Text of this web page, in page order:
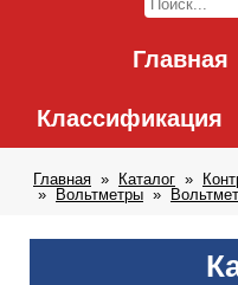
Главная
Классификация
Главная Каталог
Вольтметры